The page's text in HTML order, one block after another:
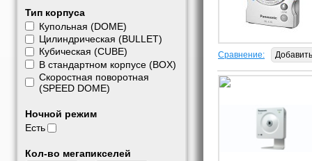
Тип корпуса
Купольная (DOME)
Цилиндрическая (BULLET)
Кубическая (CUBE)
В стандартном корпусе (BOX)
Скоростная поворотная
(SPEED DOME)
Ночной режим
Есть
Кол-во мегапикселей
Сравнение: Добавить